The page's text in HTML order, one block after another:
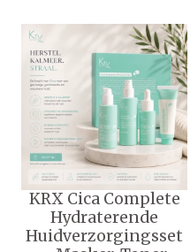
KRX Cica Complete
Hydraterende
Huidverzorgingsset